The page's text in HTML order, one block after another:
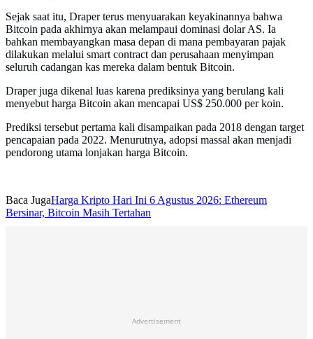
Sejak saat itu, Draper terus menyuarakan keyakinannya bahwa
Bitcoin pada akhirnya akan melampaui dominasi dolar AS. Ia
bahkan membayangkan masa depan di mana pembayaran pajak
dilakukan melalui smart contract dan perusahaan menyimpan
seluruh cadangan kas mereka dalam bentuk Bitcoin.
Draper juga dikenal luas karena prediksinya yang berulang kali
menyebut harga Bitcoin akan mencapai US$ 250.000 per koin.
Prediksi tersebut pertama kali disampaikan pada 2018 dengan target
pencapaian pada 2022. Menurutnya, adopsi massal akan menjadi
pendorong utama lonjakan harga Bitcoin.
Baca JugaHarga Kripto Hari Ini 6 Agustus 2026: Ethereum
Bersinar, Bitcoin Masih Tertahan
Advertisement